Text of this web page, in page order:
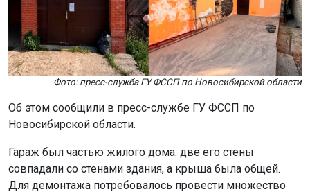
Фото: пресс-служба ГУ ФССП по Новосибирской области
Об этом сообщили в пресс-службе ГУ ФССП по
Новосибирской области.
Гараж был частью жилого дома: две его стены
совпадали со стенами здания, а крыша была общей.
Для демонтажа потребовалось провести множество